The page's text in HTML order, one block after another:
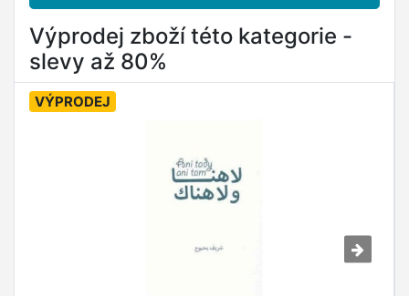
Výprodej zboží této kategorie -
slevy až 80%
VÝPRODEJ